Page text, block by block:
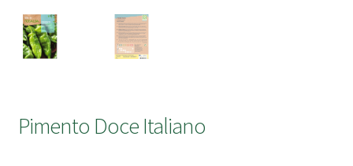
Pimento Doce Italiano